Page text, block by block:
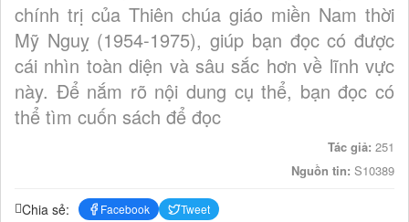
chính trị của Thiên chúa giáo miền Nam thời
Mỹ Nguỵ (1954-1975), giúp bạn đọc có được
cái nhìn toàn diện và sâu sắc hơn về lĩnh vực
này. Để nắm rõ nội dung cụ thể, bạn đọc có
thể tìm cuốn sách để đọc
Tác giả: 251
Nguồn tin: S10389
Chia sẻ: Facebook Tweet